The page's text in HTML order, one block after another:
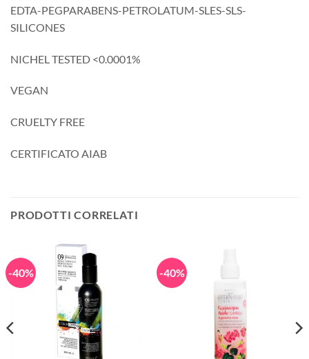
EDTA-PEGPARABENS-PETROLATUM-SLES-SLS-
SILICONES
NICHEL TESTED <0.0001%
VEGAN
CRUELTY FREE
CERTIFICATO AIAB
PRODOTTI CORRELATI
-40% -40%